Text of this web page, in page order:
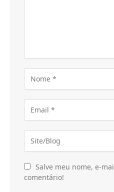
Salve meu nome, e-
comentário!